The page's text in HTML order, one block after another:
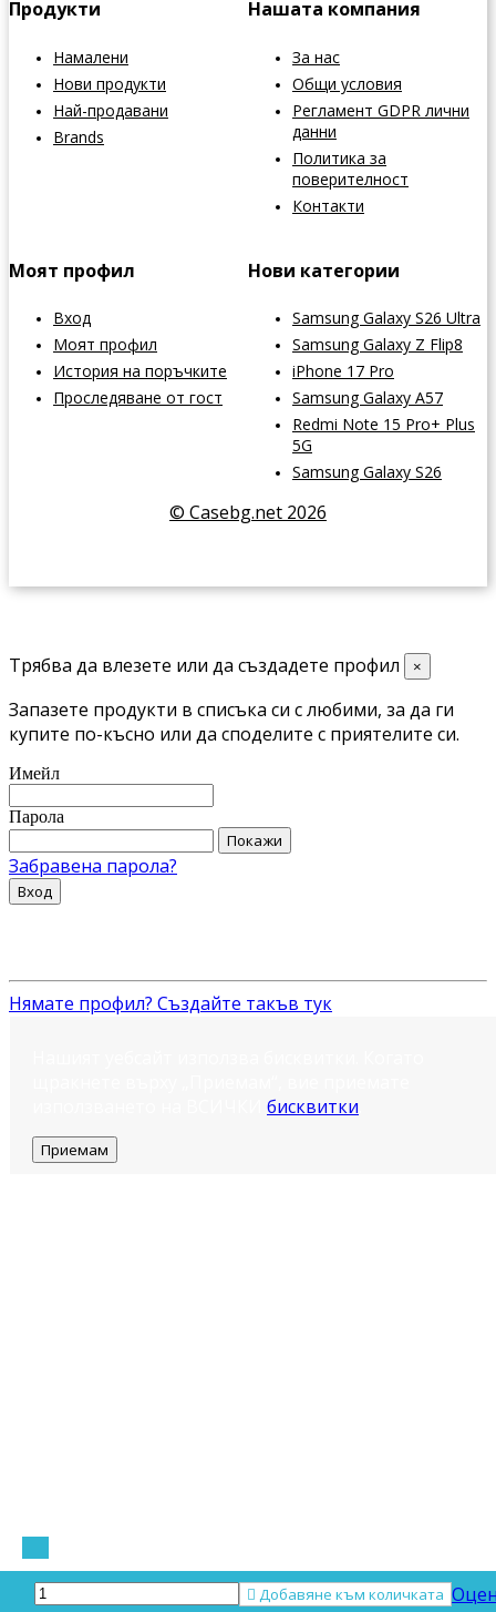
 Добавяне към количката
Продукти
Намалени
Нови продукти
Най-продавани
Brands
Нашата компания
За нас
Общи условия
Регламент GDPR лични
данни
Политика за
поверителност
Контакти
Моят профил
Вход
Моят профил
История на поръчките
Проследяване от гост
Нови категории
Samsung Galaxy S26 Ultra
Samsung Galaxy Z Flip8
iPhone 17 Pro
Samsung Galaxy A57
Redmi Note 15 Pro+ Plus
5G
Samsung Galaxy S26
© Casebg.net 2026
Трябва да влезете или да създадете профил ×
Запазете продукти в списъка си с любими, за да ги
купите по-късно или да споделите с приятелите си.
Имейл
Парола
Покажи
Забравена парола?
Вход
Нямате профил? Създайте такъв тук
бисквитки
Приемам